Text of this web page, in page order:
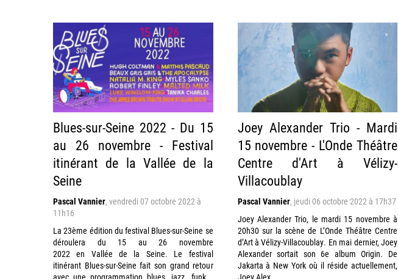
Blues-sur-Seine 2022 - Du 15
au 26 novembre - Festival
itinérant de la Vallée de la
Seine
Pascal Vannier, vendredi 07 octobre 2022 à
11h16
La 23ème édition du festival Blues-sur-Seine se
déroulera du 15 au 26 novembre
2022 en Vallée de la Seine. Le festival
itinérant Blues-sur-Seine fait son grand retour
Joey Alexander Trio - Mardi
15 novembre - L'Onde Théâtre
Centre d'Art à Vélizy-
Villacoublay
Pascal Vannier, jeudi 06 octobre 2022 à 17h37
Joey Alexander Trio, le mardi 15 novembre à
20h30 sur la scène de L’Onde Théâtre Centre
d’Art à Vélizy-Villacoublay. En mai dernier, Joey
Alexander sortait son 6e album Origin. De
Jakarta à New York où il réside actuellement,